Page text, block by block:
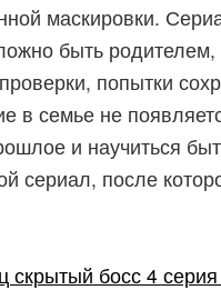
маскировки.
быть
попытки
в семье не
и научиться
сериал, после
босс 4